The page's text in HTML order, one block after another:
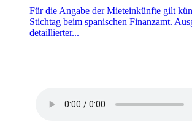
Für die Angabe der Mieteinkünfte gilt
Stichtag beim spanischen Finanzamt.
detaillierter...